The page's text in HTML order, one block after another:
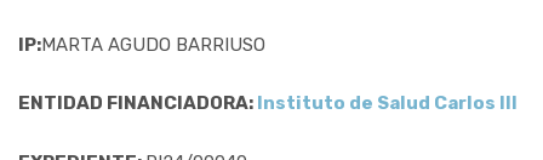
IP:MARTA AGUDO BARRIUSO
ENTIDAD FINANCIADORA: Instituto de Salud Carlos III